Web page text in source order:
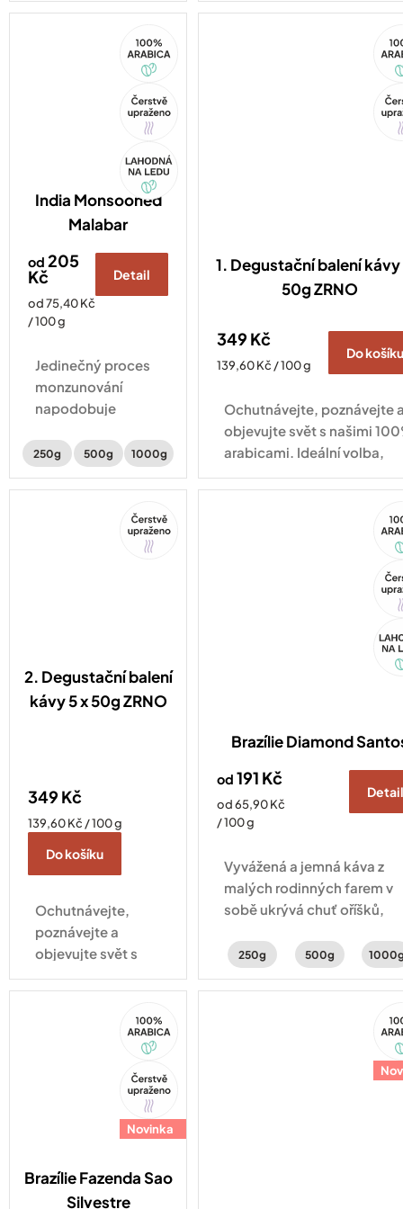
svůj příběh.
Tip
Arabica
India Monsooned
Malabar
od 205
Kč
Měrná
cena:
od 75,40 Kč
/ 100 g
Detail
Jedinečný proces
monzunování
napodobuje
kávy na
hlavně jí
dodává zemitou,
kořeněnou chuť
250g 500g 1000g
Tip
1. Degustační balení kávy
50g ZRNO
349 Kč
Měrná
139,60 Kč / 100 g
Do košíku
Ochutnávejte, poznávejte
objevujte svět s našimi
arabicami. Ideální volba,
když se nemůžete
rozhodnout!
Tip
2. Degustační balení
kávy 5 x 50g ZRNO
349 Kč
Měrná
139,60 Kč / 100 g
Do košíku
Ochutnávejte,
poznávejte a
objevujte svět s
našimi kávami.
Ideální volba, když
Tip
Brazílie Diamond
od 191 Kč
Měrná
cena:
od 65,90 Kč
/ 100 g
Detail
Vyvážená a jemná káva z
malých rodinných farem v
sobě ukrývá chuť oříšků,
250g 500g
Novinka
Tip
Arabica
Brazílie Fazenda Sao
Silvestre